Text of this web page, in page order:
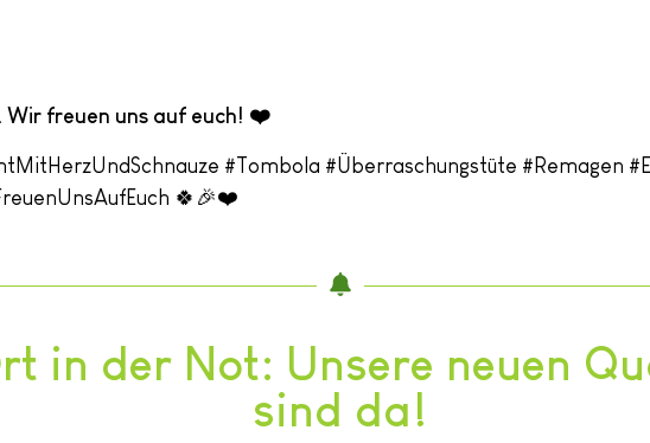
freuen uns auf euch! ❤️
#Tombola #Überraschungstüte #Remagen
🍀🎉❤️
in der Not: Unsere neuen
sind da!